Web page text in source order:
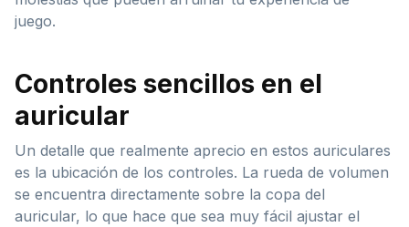
juego.
Controles sencillos en el
auricular
Un detalle que realmente aprecio en estos auriculares
es la ubicación de los controles. La rueda de volumen
se encuentra directamente sobre la copa del
auricular, lo que hace que sea muy fácil ajustar el